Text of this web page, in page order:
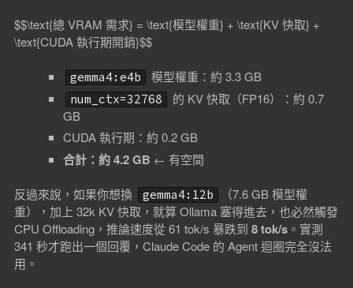
$$\text{總 VRAM 需求} = \text{模型權重} + \text{KV 快取} +
\text{CUDA 執行期開銷}$$
gemma4:e4b 模型權重：約 3.3 GB
num_ctx=32768
的 KV 快取（FP16）：約 0.7
GB
CUDA 執行期：約 0.2 GB
合計：約 4.2 GB ← 有空間
反過來說，如果你想換 gemma4:12b
（7.6 GB 模型權
重），加上 32k KV 快取，就算 Ollama 塞得進去，也必然觸發
CPU Offloading，推論速度從 61 tok/s 暴跌到 8 tok/s。實測
341 秒才跑出一個回覆，Claude Code 的 Agent 迴圈完全沒法
用。